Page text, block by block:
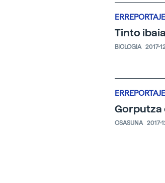
Tinto
BIOLOGIA 2017-
Gorputza
OSASUNA 2017-